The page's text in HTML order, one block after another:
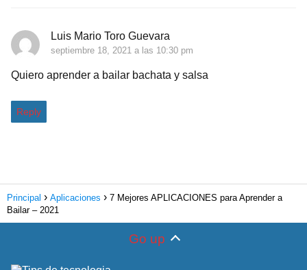
Luis Mario Toro Guevara
septiembre 18, 2021 a las 10:30 pm
Quiero aprender a bailar bachata y salsa
Reply
Principal Aplicaciones
7 Mejores APLICACIONES para Aprender a
Bailar – 2021
Go up